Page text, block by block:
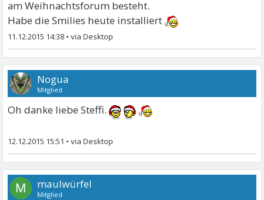
am Weihnachtsforum besteht.
Habe die Smilies heute installiert
11.12.2015 14:38 •
Nogua
Mitglied
Oh danke liebe Steffi.
12.12.2015 15:51 •
M maulwürfel
Mitglied